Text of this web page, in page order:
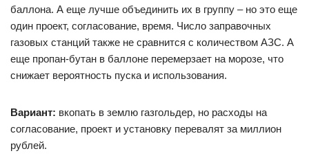
баллона. А еще лучше объединить их в группу – но это еще
один проект, согласование, время. Число заправочных
газовых станций также не сравнится с количеством АЗС. ­А
еще пропан­-бутан в баллоне перемерзает на морозе, что
снижает вероятность пуска и использования.
Вариант: вкопать в землю газгольдер, но расходы на
согласование, проект и установку перевалят за миллион
рублей.